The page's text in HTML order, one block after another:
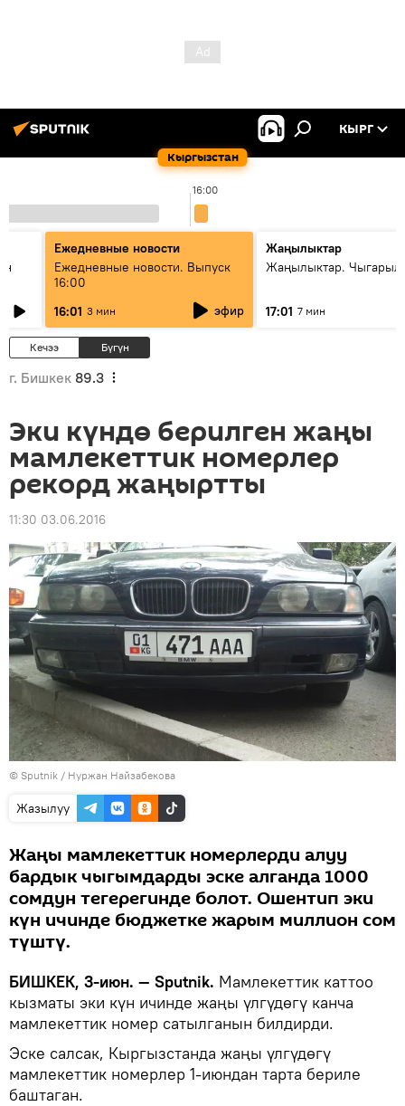
Кыргызстан
КЫРГ
16:00
Ежедневные новости
Ежедневные новости. Выпуск
16:00
16:01 3 мин эфир
Жаңылыктар
Жаңылыктар.
17:01 7 мин
Кечээ Бүгүн
г. Бишкек 89.3
Эки күндө берилген жаңы
мамлекеттик номерлер
рекорд жаңыртты
11:30 03.06.2016
© Sputnik / Нуржан Найзабекова
Жазылуу
Жаңы мамлекеттик номерлерди алуу
бардык чыгымдарды эске алганда 1000
сомдун тегерегинде болот. Ошентип эки
күн ичинде бюджетке жарым миллион сом
түштү.
БИШКЕК, 3-июн. — Sputnik. Мамлекеттик каттоо
кызматы эки күн ичинде жаңы үлгүдөгү канча
мамлекеттик номер сатылганын билдирди.
Эске салсак, Кыргызстанда жаңы үлгүдөгү
мамлекеттик номерлер 1-июндан тарта бериле
баштаган.